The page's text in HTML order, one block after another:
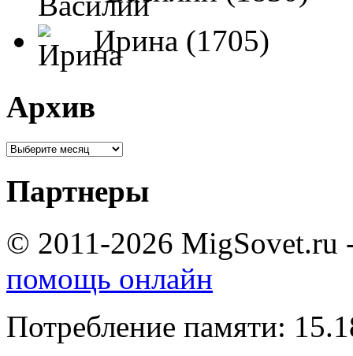
Ирина (1705)
Архив
Партнеры
© 2011-2026 MigSovet.ru
помощь онлайн
Потребление памяти: